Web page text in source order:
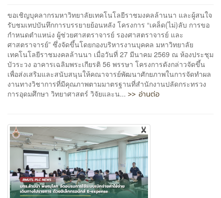
ขอเชิญบุคลากรมหาวิทยาลัยเทคโนโลยีราชมงคลล้านนา และผู้สนใจ
รับชมเทปบันทึกการบรรยายย้อนหลัง โครงการ “เคล็ด(ไม่)ลับ การขอ
กำหนดตำแหน่ง ผู้ช่วยศาสตราจารย์ รองศาสตราจารย์ และ
ศาสตราจารย์” ซึ่งจัดขึ้นโดยกองบริหารงานบุคคล มหาวิทยาลัย
เทคโนโลยีราชมงคลล้านนา เมื่อวันที่ 27 มีนาคม 2569 ณ ห้องประชุม
บัวระวง อาคารเฉลิมพระเกียรติ 56 พรรษา โครงการดังกล่าวจัดขึ้น
เพื่อส่งเสริมและสนับสนุนให้คณาจารย์พัฒนาศักยภาพในการจัดทำผล
งานทางวิชาการที่มีคุณภาพตามมาตรฐานที่สำนักงานปลัดกระทรวง
การอุดมศึกษา วิทยาศาสตร์ วิจัยและน... >> อ่านต่อ